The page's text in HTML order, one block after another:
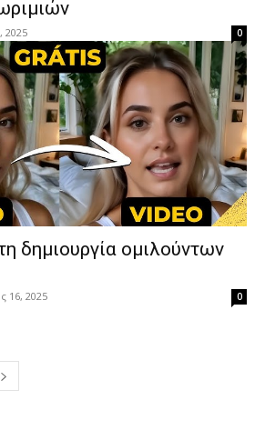
2025 0
δημιουργία ομιλούντων
16, 2025 0